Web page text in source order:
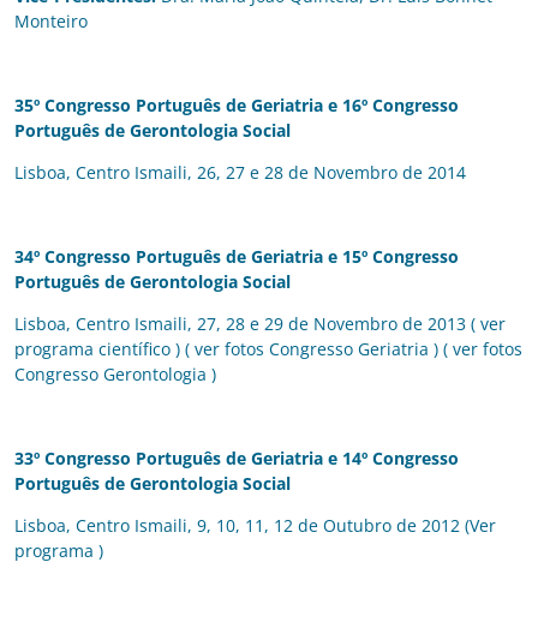
Monteiro
35º Congresso Português de Geriatria e 16º Congresso
Português de Gerontologia Social
Lisboa, Centro Ismaili, 26, 27 e 28 de Novembro de 2014
34º Congresso Português de Geriatria e 15º Congresso
Português de Gerontologia Social
Lisboa, Centro Ismaili, 27, 28 e 29 de Novembro de 2013 ( ver
programa científico ) ( ver fotos Congresso Geriatria ) ( ver fotos
Congresso Gerontologia )
33º Congresso Português de Geriatria e 14º Congresso
Português de Gerontologia Social
Lisboa, Centro Ismaili, 9, 10, 11, 12 de Outubro de 2012 (Ver
programa )